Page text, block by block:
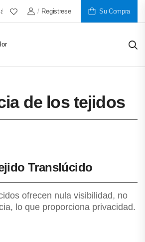
De 30 Años Al Servicio De Nuestros Clientes
/ Registrese Su Compra
de los tejidos
Translúcido
ofrecen nula visibilidad, no
lo que proporciona privacidad.